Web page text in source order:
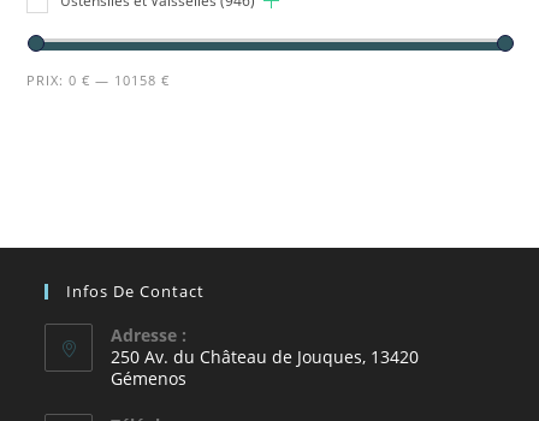
PRIX:0 € — 10158 €
Infos De Contact
Adresse :
250 Av. du Château de Jouques, 13420
Gémenos